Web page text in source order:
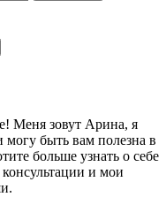
Меня зовут Арина, я
могу быть вам полезна в
больше узнать о себе
и мои